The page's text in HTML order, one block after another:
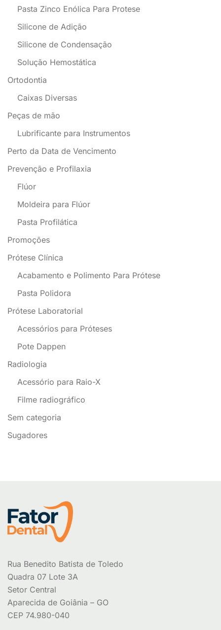
Pasta Zinco Enólica Para Protese
Silicone de Adição
Silicone de Condensação
Solução Hemostática
Ortodontia
Caixas Diversas
Peças de mão
Lubrificante para Instrumentos
Perto da Data de Vencimento
Prevenção e Profilaxia
Flúor
Moldeira para Flúor
Pasta Profilática
Promoções
Prótese Clínica
Acabamento e Polimento Para Prótese
Pasta Polidora
Prótese Laboratorial
Acessórios para Próteses
Pote Dappen
Radiologia
Acessório para Raio-X
Filme radiográfico
Sem categoria
Sugadores
Rua Benedito Batista de Toledo
Quadra 07 Lote 3A
Setor Central
Aparecida de Goiânia – GO
CEP 74.980-040